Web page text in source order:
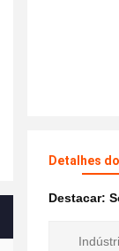
Detalhes
Destacar: